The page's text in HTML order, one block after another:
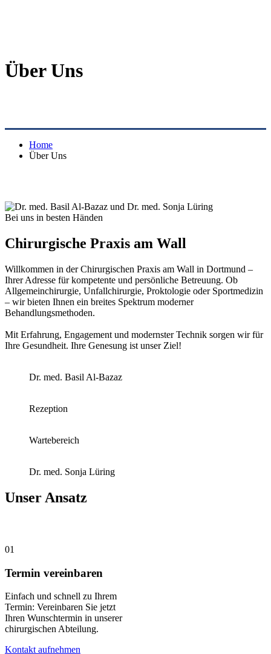
Über Uns
Home
Über Uns
Bei uns in besten Händen
Chirurgische Praxis am Wall
Willkommen in der Chirurgischen Praxis am Wall in Dortmund –
Ihrer Adresse für kompetente und persönliche Betreuung. Ob
Allgemeinchirurgie, Unfallchirurgie, Proktologie oder Sportmedizin
– wir bieten Ihnen ein breites Spektrum moderner
Behandlungsmethoden.
Mit Erfahrung, Engagement und modernster Technik sorgen wir für
Ihre Gesundheit. Ihre Genesung ist unser Ziel!
Dr. med. Basil Al-Bazaz
Rezeption
Wartebereich
Dr. med. Sonja Lüring
Unser Ansatz
01
Termin vereinbaren
Einfach und schnell zu Ihrem
Termin: Vereinbaren Sie jetzt
Ihren Wunschtermin in unserer
chirurgischen Abteilung.
Kontakt aufnehmen